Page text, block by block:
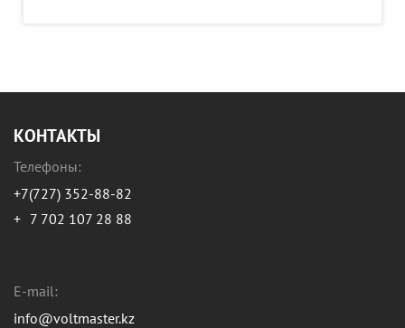
КОНТАКТЫ
Телефоны:
+7(727) 352-88-82
+ 7 702 107 28 88
E-mail:
info@voltmaster.kz